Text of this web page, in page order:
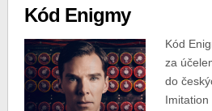
Kód Enigmy
Kód
za
do
Imitation